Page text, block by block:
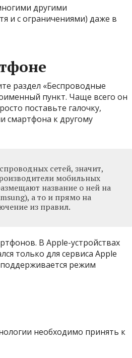
другими
и с ограничениями) даже в
раздел «Беспроводные
пункт. Чаще всего он
поставьте галочку,
смартфона к другому
сетей, значит,
мобильных
название о ней на
а то и прямо на
из правил.
В Apple-устройствах
только для сервиса Apple
режим
необходимо принять к